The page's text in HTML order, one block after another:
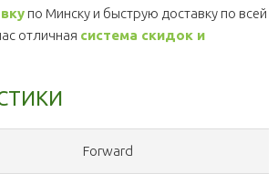
по Минску и быструю доставку по всей
отличная система скидок и
Forward